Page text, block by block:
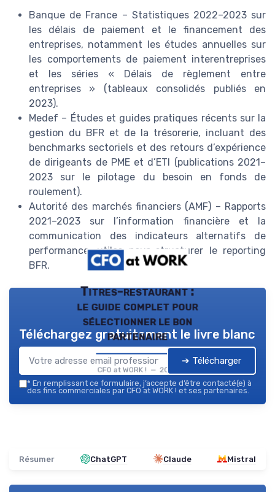
Banque de France – Statistiques 2022–2023 sur
les délais de paiement et le financement des
entreprises, notamment les études annuelles sur
les comportements de paiement interentreprises
et les séries « Délais de règlement entre
entreprises » (tableaux consolidés publiés en
2023).
Medef – Études et guides pratiques récents sur la
gestion du BFR et de la trésorerie, incluant des
benchmarks sectoriels et des retours d’expérience
de dirigeants de PME et d’ETI (publications 2021–
2023 sur le pilotage du besoin en fonds de
roulement).
Autorité des marchés financiers (AMF) – Rapports
2021–2023 sur l’information financière et la
communication des indicateurs alternatifs de
performance, utiles pour structurer le reporting
BFR.
Titres-restaurant :
le guide complet pour
sélectionner le bon
partenaire
CFO at WORK ! — 2026
Téléchargez gratuitement le livre blanc
➔ Télécharger
* En remplissant ce formulaire, j’accepte d’être contacté(e) à
des fins commerciales par CFO at WORK ! et ses partenaires.
Résumer ChatGPT Claude Mistral